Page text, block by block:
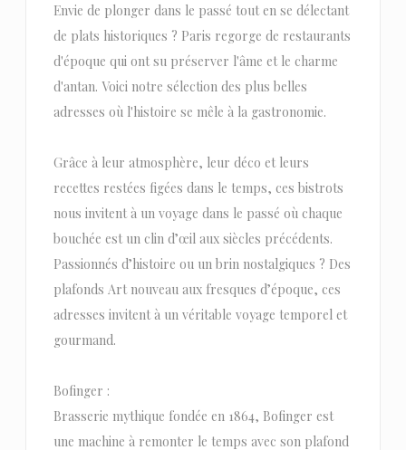
Envie de plonger dans le passé tout en se délectant
de plats historiques ? Paris regorge de restaurants
d'époque qui ont su préserver l'âme et le charme
d'antan. Voici notre sélection des plus belles
adresses où l'histoire se mêle à la gastronomie.
Grâce à leur atmosphère, leur déco et leurs
recettes restées figées dans le temps, ces bistrots
nous invitent à un voyage dans le passé où chaque
bouchée est un clin d’œil aux siècles précédents.
Passionnés d’histoire ou un brin nostalgiques ? Des
plafonds Art nouveau aux fresques d’époque, ces
adresses invitent à un véritable voyage temporel et
gourmand.
Bofinger :
Brasserie mythique fondée en 1864, Bofinger est
une machine à remonter le temps avec son plafond